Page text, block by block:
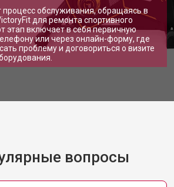
обслуживания, обращаясь в
для ремонта спортивного
этап включает в себя первичную
или через онлайн-форму, где
проблему и договориться о визите
вопросы